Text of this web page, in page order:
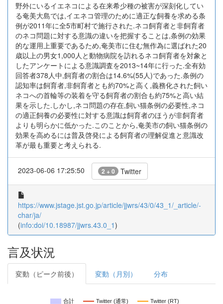
野外にいるイエネコによる在来希少種の被害が深刻化してい
る奄美大島では,イエネコ管理のために適正な飼養を求める条
例が2011年に全5市町村で施行された.ネコ飼育者と非飼育者
のネコ問題に対する意識の違いを把握することは,条例の効果
的な運用上重要であるため,奄美市に住む無作為に選ばれた20
歳以上の男女1,000人と動物病院を訪れるネコ飼育者を対象と
したアンケートによる意識調査を2013~14年に行った.全有効
回答者378人中,飼育者の割合は14.6%(55人)であった.条例の
認知率は飼育者,非飼育者とも約70%と高く,義務化された飼い
ネコへの首輪等の装着を守る飼育者の割合も約75%と高い結
果を示した.しかし,ネコ問題の存在,飼い猫条例の必要性,ネコ
の適正飼養の必要性に対する意識は飼育者のほうが非飼育者
よりも明らかに低かった.このことから,奄美市の飼い猫条例の
効果を高めるには普及啓発による飼育者の理解促進と意識改
革が最も重要と考えられる.
2023-06-06 17:25:50 2 + 0 Twitter
https://www.jstage.jst.go.jp/article/jjwrs/43/0/43_1/_article/-
char/ja/
(info:doi/10.18987/jjwrs.43.0_1)
言及状況
変動（ピーク前後） 変動（月別） 分布
合計 Twitter (通常) Twitter (RT)